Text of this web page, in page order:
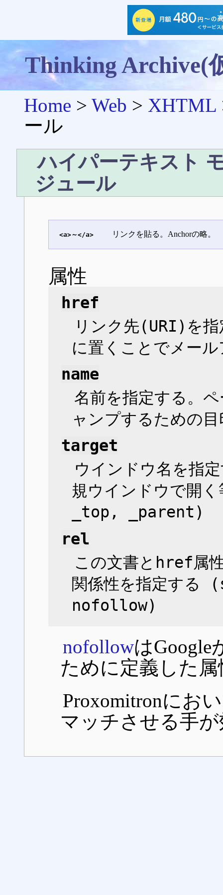
Thinking Archive(
Home > Web > XHTML
ール
ハイパーテキスト
ジュール
<a>～</a> リンクを貼る。Anchorの略。
属性
href
リンク先(URI)を
に置くことでメー
name
名前を指定する。
ャンプするための
target
ウインドウ名を指
規ウインドウで
_top, _parent)
rel
この文書とhref属
関係性を指定す
nofollow)
nofollowはGoogle
ために定義した
Proxomitronにお
マッチさせる手